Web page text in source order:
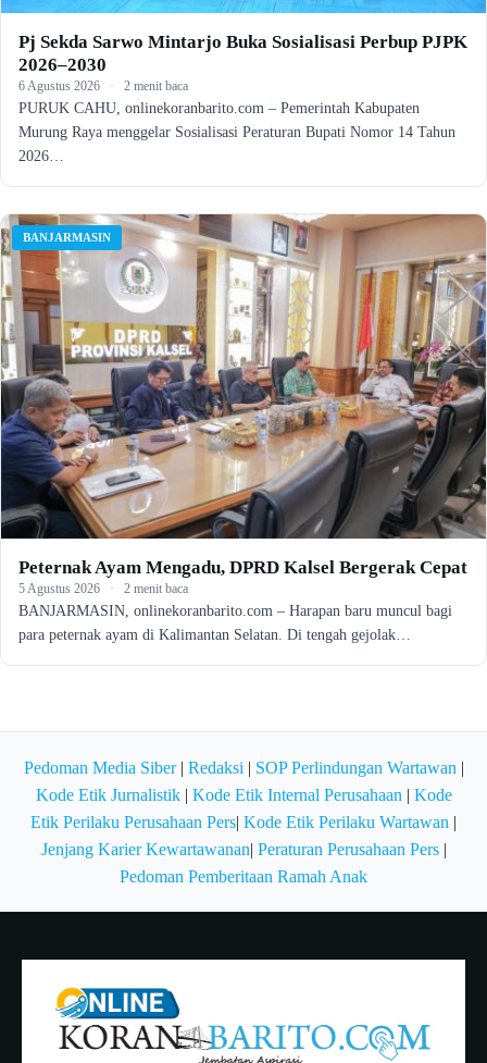
Pj Sekda Sarwo Mintarjo Buka Sosialisasi Perbup PJPK
2026–2030
6 Agustus 2026 · 2 menit baca
PURUK CAHU, onlinekoranbarito.com – Pemerintah Kabupaten
Murung Raya menggelar Sosialisasi Peraturan Bupati Nomor 14 Tahun
2026…
BANJARMASIN
Peternak Ayam Mengadu, DPRD Kalsel Bergerak Cepat
5 Agustus 2026 · 2 menit baca
BANJARMASIN, onlinekoranbarito.com – Harapan baru muncul bagi
para peternak ayam di Kalimantan Selatan. Di tengah gejolak…
Pedoman Media Siber| Redaksi | SOP Perlindungan Wartawan |
Kode Etik Jurnalistik| Kode Etik Internal Perusahaan | Kode
Etik Perilaku Perusahaan Pers| Kode Etik Perilaku Wartawan |
Jenjang Karier Kewartawanan| Peraturan Perusahaan Pers|
Pedoman Pemberitaan Ramah Anak